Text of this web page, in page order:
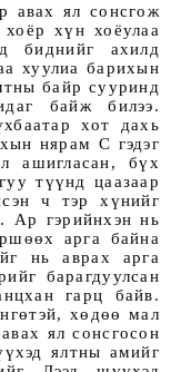
авах ял сонсгож
хүн хоёулаа
биднийг ахилд
хуулиа барихын
байр сууринд
байж билээ.
хот дахь
нярам С гэдэг
ашигласан, бүх
түүнд цаазаар
ч тэр хүнийг
Ар гэрийнхэн нь
арга байна
нь аврах арга
барагдуулсан
гарц байв.
хөдөө мал
ял сонсгосон
ялтны амийг